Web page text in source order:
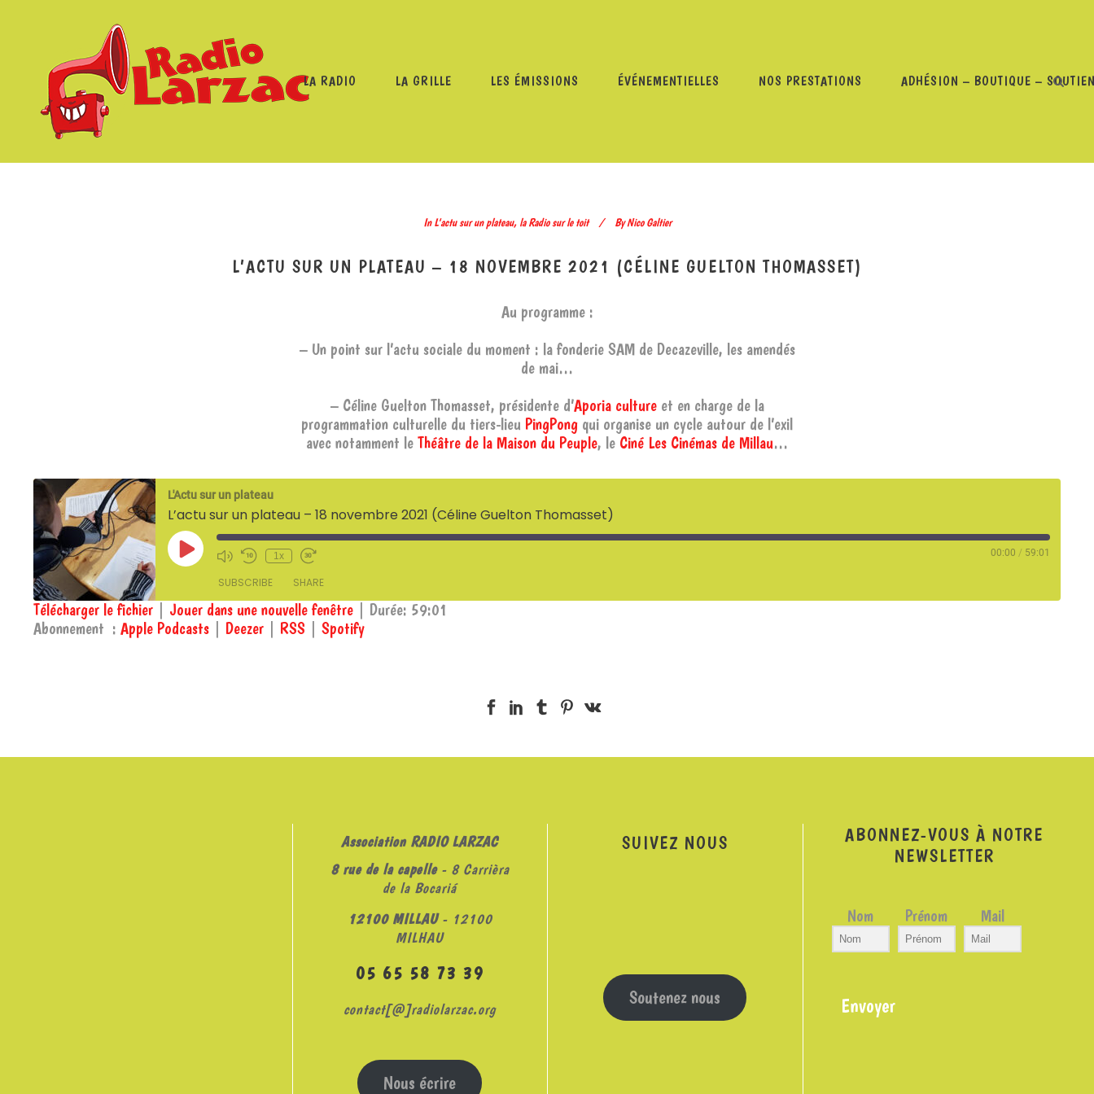
LA RADIO LA GRILLE LES ÉMISSIONS ÉVÉNEMENTIELLES NOS PRESTATIONS ADHÉSION – BOUTIQUE –
In L'actu sur un plateau, la Radio sur le toit By Nico Galtier
L’ACTU SUR UN PLATEAU – 18 NOVEMBRE 2021 (CÉLINE GUELTON THOMASSET)
Au programme :
– Un point sur l’actu sociale du moment : la fonderie SAM de Decazeville, les amendés
de mai…
– Céline Guelton Thomasset, présidente d’Aporia culture et en charge de la
programmation culturelle du tiers-lieu PingPong qui organise un cycle autour de l’exil
avec notamment le Théâtre de la Maison du Peuple, le Ciné Les Cinémas de Millau…
L'Actu sur un plateau
L’actu sur un plateau – 18 novembre 2021 (Céline Guelton Thomasset)
Play
Episode
1x 00:00 / 59:01
SUBSCRIBE SHARE
Apple Podcasts
SHARE
Télécharger le fichier Jouer dans une nouvelle fenêtre
Durée: 59:01
Abonnement : Apple Podcasts Deezer RSS Spotify
Association RADIO LARZAC
8 rue de la capelle- 8 Carrièra
de la Bocariá
12100 MILLAU- 12100
MILHAU
05 65 58 73 39
contact[@]radiolarzac.org
Nous écrire
SUIVEZ NOUS
Soutenez nous
ABONNEZ-VOUS À NOTRE
NEWSLETTER
Nom Prénom Mail
Envoyer